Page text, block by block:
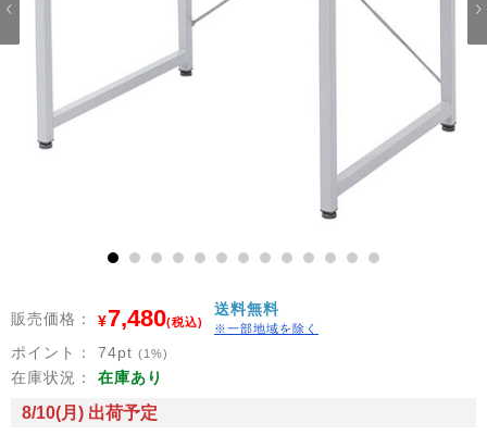
10 11 12
販売価格： ¥7,480(税込)
送料無料
※一部地域を除く
ポイント： 74pt (1%)
在庫状況： 在庫あり
8/10(月) 出荷予定